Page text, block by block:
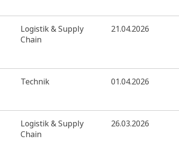
Logistik & Supply
Chain
21.04.2026
Technik 01.04.2026
Logistik & Supply
Chain
26.03.2026